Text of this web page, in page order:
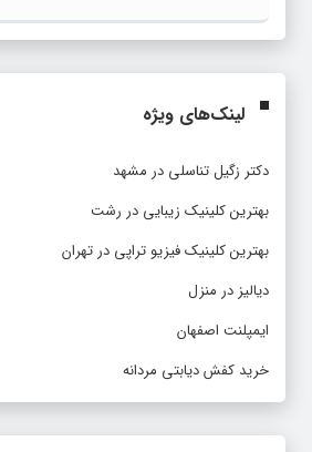
لینک‌های ویژه
دکتر زگیل تناسلی در مشهد
بهترین کلینیک زیبایی در رشت
بهترین کلینیک فیزیو تراپی در تهران
دیالیز در منزل
ایمپلنت اصفهان
خرید کفش دیابتی مردانه